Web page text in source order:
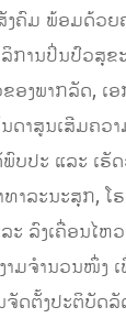
ຄົມ ພ້ອມດ້ວຍ
ການປິ່ນປົວສຸຂ
ອງພາກລັດ, ເ
ດາສູນເສີມຄວ
ພົບປະ ແລະ ເ
ທາລະນະສຸກ,
ະ ລົງເຄື່ອນໄ
າມຈຳນວນໜຶ່ງ
ດຕັ້ງປະຕິບັດ